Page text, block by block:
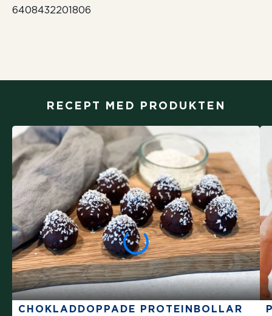
6408432201806
RECEPT MED PRODUKTEN
CHOKLADDOPPADE PROTEINBOLLAR